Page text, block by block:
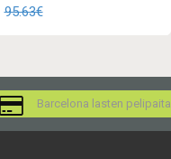
95.63€
Barcelona lasten pelipaita